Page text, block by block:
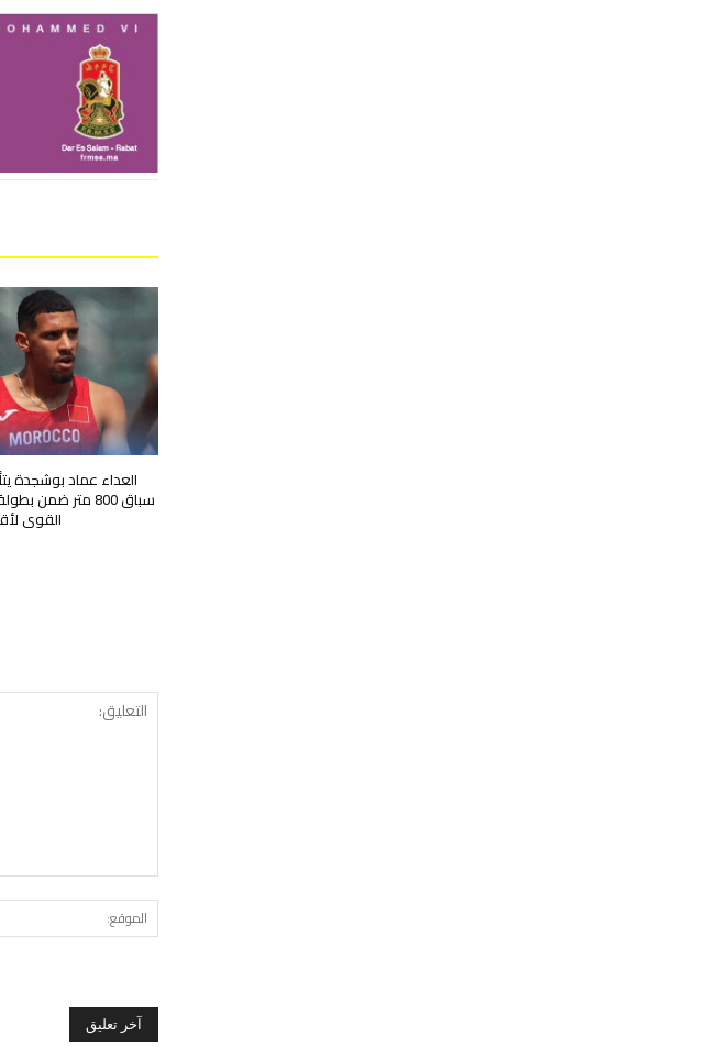
العداء عماد بوشجدة
سباق 800 متر ضمن
القوى لأقل